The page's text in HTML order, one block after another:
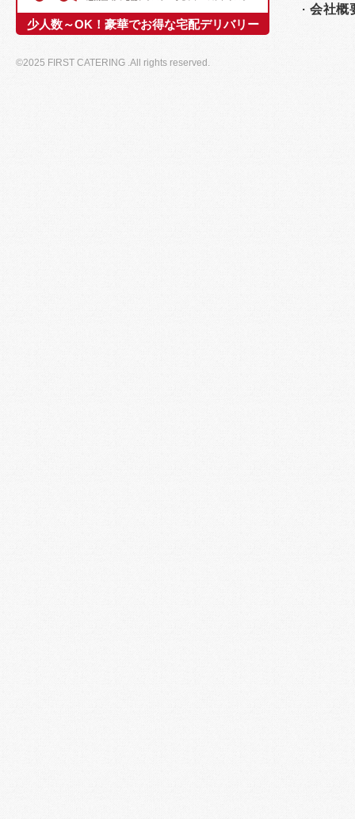
少人数～OK！豪華でお得な宅配デリバリー
©2025 FIRST CATERING .All rights reserved.
会社概